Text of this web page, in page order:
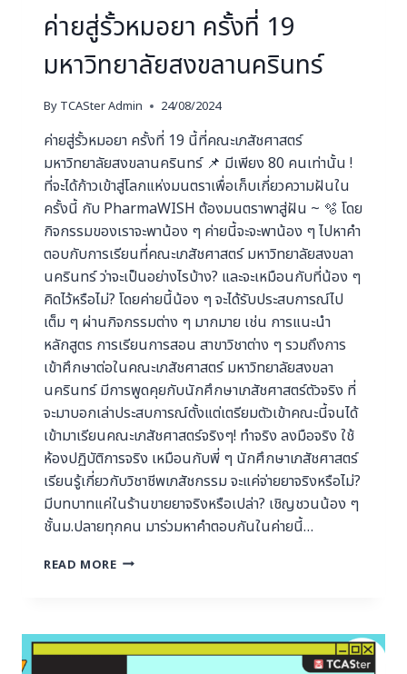
ค่ายสู่รั้วหมอยา ครั้งที่ 19
มหาวิทยาลัยสงขลานครินทร์
By TCASter Admin 24/08/2024
ค่ายสู่รั้วหมอยา ครั้งที่ 19 นี้ที่คณะเภสัชศาสตร์
มหาวิทยาลัยสงขลานครินทร์ 📌 มีเพียง 80 คนเท่านั้น !
ที่จะได้ก้าวเข้าสู่โลกแห่งมนตราเพื่อเก็บเกี่ยวความฝันใน
ครั้งนี้ กับ PharmaWISH ต้องมนตราพาสู่ฝัน ~ 🫧 โดย
กิจกรรมของเราจะพาน้อง ๆ ค่ายนี้จะจะพาน้อง ๆ ไปหาคำ
ตอบกับการเรียนที่คณะเภสัชศาสตร์ มหาวิทยาลัยสงขลา
นครินทร์ ว่าจะเป็นอย่างไรบ้าง? และจะเหมือนกับที่น้อง ๆ
คิดไว้หรือไม่? โดยค่ายนี้น้อง ๆ จะได้รับประสบการณ์ไป
เต็ม ๆ ผ่านกิจกรรมต่าง ๆ มากมาย เช่น การแนะนำ
หลักสูตร การเรียนการสอน สาขาวิชาต่าง ๆ รวมถึงการ
เข้าศึกษาต่อในคณะเภสัชศาสตร์ มหาวิทยาลัยสงขลา
นครินทร์ มีการพูดคุยกับนักศึกษาเภสัชศาสตร์ตัวจริง ที่
จะมาบอกเล่าประสบการณ์ตั้งแต่เตรียมตัวเข้าคณะนี้จนได้
เข้ามาเรียนคณะเภสัชศาสตร์จริงๆ! ทำจริง ลงมือจริง ใช้
ห้องปฏิบัติการจริง เหมือนกับพี่ ๆ นักศึกษาเภสัชศาสตร์
เรียนรู้เกี่ยวกับวิชาชีพเภสัชกรรม จะแค่จ่ายยาจริงหรือไม่?
มีบทบาทแค่ในร้านขายยาจริงหรือเปล่า? เชิญชวนน้อง ๆ
ชั้นม.ปลายทุกคน มาร่วมหาคำตอบกันในค่ายนี้…
READ MORE